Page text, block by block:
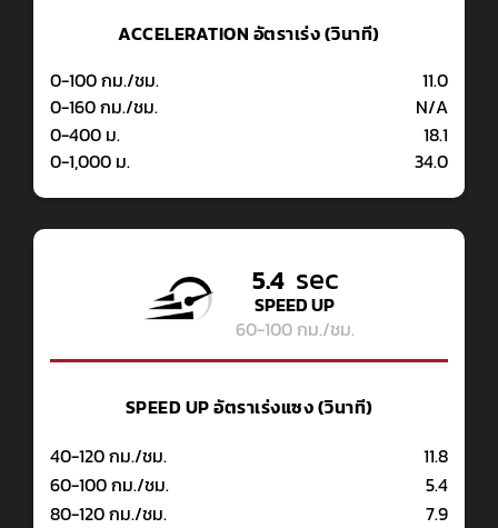
ACCELERATION อัตราเร่ง (วินาที)
0-100 กม./ชม.
11.0
0-160 กม./ชม.
N/A
0-400 ม.
18.1
0-1,000 ม.
34.0
5.4 sec
SPEED UP
60-100 กม./ชม.
SPEED UPอัตราเร่งแซง (วินาที)
40-120 กม./ชม.
11.8
60-100 กม./ชม.
5.4
80-120 กม./ชม.
7.9